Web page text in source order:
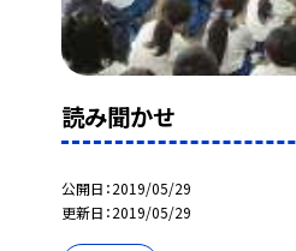
読み聞かせ
公開日 2019/05/29
更新日 2019/05/29